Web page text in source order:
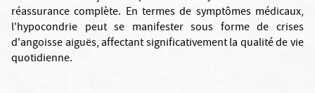
réassurance complète. En termes de symptômes médicaux,
l'hypocondrie peut se manifester sous forme de crises
d'angoisse aiguës, affectant significativement la qualité de vie
quotidienne.